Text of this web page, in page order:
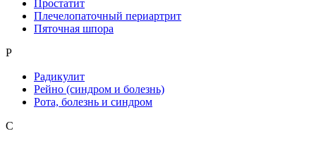
Простатит
Плечелопаточный периартрит
Пяточная шпора
Р
Радикулит
Рейно (синдром и болезнь)
Рота, болезнь и синдром
С